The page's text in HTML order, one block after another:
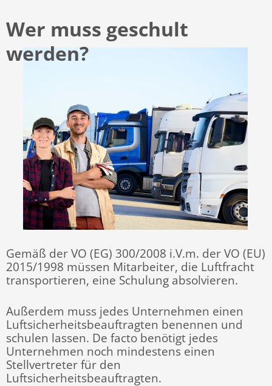
Wer muss geschult
werden?
Gemäß der VO (EG) 300/2008 i.V.m. der VO (EU)
2015/1998 müssen Mitarbeiter, die Luftfracht
transportieren, eine Schulung absolvieren.
Außerdem muss jedes Unternehmen einen
Luftsicherheitsbeauftragten benennen und
schulen lassen. De facto benötigt jedes
Unternehmen noch mindestens einen
Stellvertreter für den
Luftsicherheitsbeauftragten.